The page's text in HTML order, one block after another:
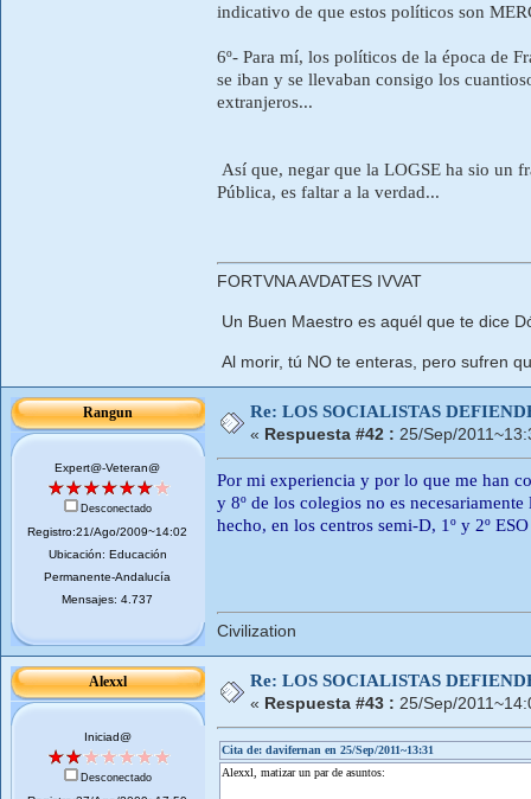
indicativo de que estos políticos son
6º- Para mí, los políticos de la época de
se iban y se llevaban consigo los
extranjeros...
Así que, negar que la LOGSE ha sio un
Pública, es faltar a la verdad...
FORTVNA AVDATES IVVAT
Un Buen Maestro es aquél que te dice
Al morir, tú NO te enteras, pero sufren
Rangun
Expert@-Veteran@
Desconectado
Registro:21/Ago/2009~14:02
Ubicación: Educación
Permanente-Andalucía
Mensajes: 4.737
Re: LOS SOCIALISTAS
« Respuesta #42 : 25/Sep/
Por mi experiencia y por lo que me han
y 8º de los colegios no es
hecho, en los centros semi-D, 1º y 2º
Civilization
Alexxl
Iniciad@
Desconectado
Re: LOS SOCIALISTAS
« Respuesta #43 : 25/Sep/
Cita de: davifernan en 25/Sep/2011~13:31
Alexxl, matizar un par de asuntos: